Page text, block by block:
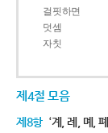
걸핏하면
덧셈
자칫
제4절 모음
제8항 ‘계, 례, 몌,